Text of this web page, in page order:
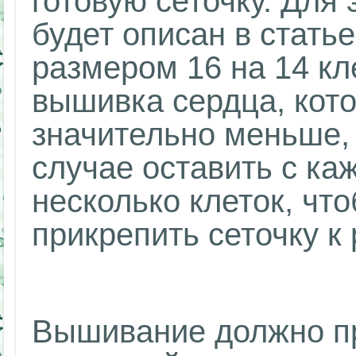
будет описан в
размером 16 на 14
вышивка сердца,
значительно
случае оставить с
несколько клеток,
прикрепить сеточку
Вышивание должно